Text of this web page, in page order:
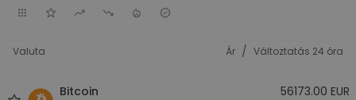
Valuta Ár / Változtatás 24 óra
Bitcoin
56173.00 EUR